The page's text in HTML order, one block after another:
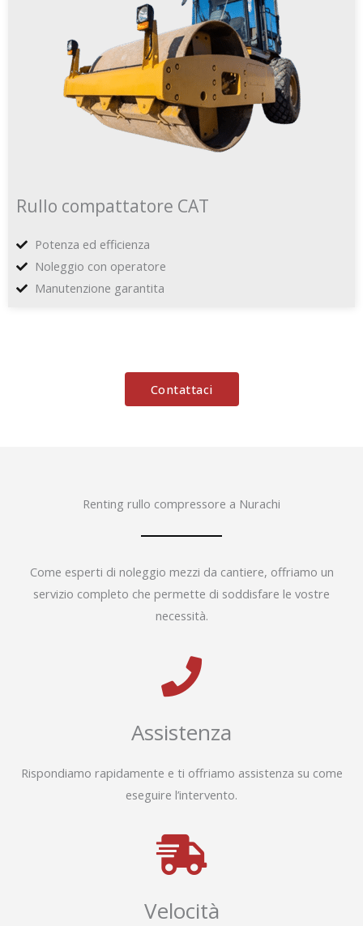
Rullo compattatore CAT
Potenza ed efficienza
Noleggio con operatore
Manutenzione garantita
Contattaci
Renting rullo compressore a Nurachi
Come esperti di noleggio mezzi da cantiere, offriamo un
servizio completo che permette di soddisfare le vostre
necessità.
Assistenza
Rispondiamo rapidamente e ti offriamo assistenza su come
eseguire l’intervento.
Velocità